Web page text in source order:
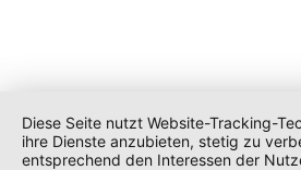
Diese Seite nutzt Website-Tracking-
ihre Dienste anzubieten, stetig zu
entsprechend den Interessen der